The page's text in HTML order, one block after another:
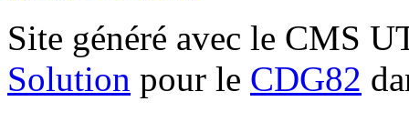
Site généré avec le CMS
Solution pour le CDG82